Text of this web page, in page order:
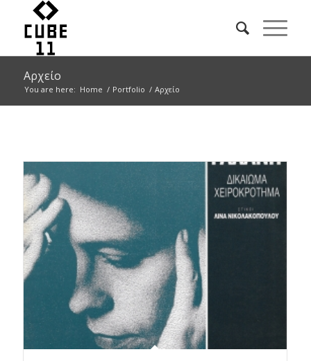
Αρχείο
You are here: Home / Portfolio / Αρχείο